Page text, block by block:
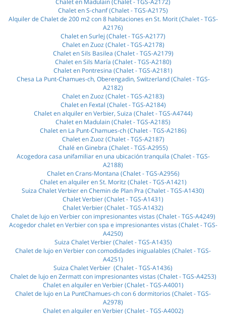
Chalet en Madulain (Chalet - TGS-A2172)
Chalet en S-chanf (Chalet - TGS-A2175)
Alquiler de Chalet de 200 m2 con 8 habitaciones en St. Morit (Chalet - TGS-
A2176)
Chalet en Surlej (Chalet - TGS-A2177)
Chalet en Zuoz (Chalet - TGS-A2178)
Chalet en Sils Basilea (Chalet - TGS-A2179)
Chalet en Sils María (Chalet - TGS-A2180)
Chalet en Pontresina (Chalet - TGS-A2181)
Chesa La Punt-Chamues-ch, Oberengadin, Switzerland (Chalet - TGS-
A2182)
Chalet en Zuoz (Chalet - TGS-A2183)
Chalet en Fextal (Chalet - TGS-A2184)
Chalet en alquiler en Verbier, Suiza (Chalet - TGS-A4744)
Chalet en Madulain (Chalet - TGS-A2185)
Chalet en La Punt-Chamues-ch (Chalet - TGS-A2186)
Chalet en Zuoz (Chalet - TGS-A2187)
Chalé en Ginebra (Chalet - TGS-A2955)
Acogedora casa unifamiliar en una ubicación tranquila (Chalet - TGS-
A2188)
Chalet en Crans-Montana (Chalet - TGS-A2956)
Chalet en alquiler en St. Moritz (Chalet - TGS-A1421)
Suiza Chalet Verbier en Chemin de Plan Pra (Chalet - TGS-A1430)
Chalet Verbier (Chalet - TGS-A1431)
Chalet Verbier (Chalet - TGS-A1432)
Chalet de lujo en Verbier con impresionantes vistas (Chalet - TGS-A4249)
Acogedor chalet en Verbier con spa e impresionantes vistas (Chalet - TGS-
A4250)
Suiza Chalet Verbier (Chalet - TGS-A1435)
Chalet de lujo en Verbier con comodidades inigualables (Chalet - TGS-
A4251)
Suiza Chalet Verbier (Chalet - TGS-A1436)
Chalet de lujo en Zermatt con impresionantes vistas (Chalet - TGS-A4253)
Chalet en alquiler en Verbier (Chalet - TGS-A4001)
Chalet de lujo en La PuntChamues-ch con 6 dormitorios (Chalet - TGS-
A2978)
Chalet en alquiler en Verbier (Chalet - TGS-A4002)